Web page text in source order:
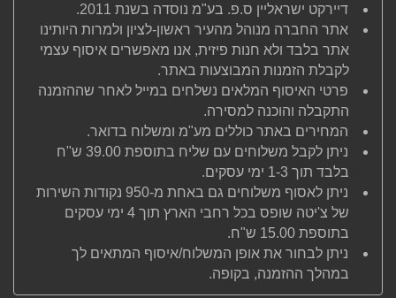
דיירקט ישראליין ס.פ. בע"מ נוסדה בשנת 2011.
אתר החברה מנוהל מהעיר ראשון-לציון ולמרות היותינו
אתר בלבד ולא חנות פיזית, אנו מאפשרים איסוף עצמי
לקבלת הזמנות המבוצעות באתר.
פרטי האיסוף המלאים נשלחים במייל לאחר שההזמנה
התקבלה והוכנה למסירה.
המחירים באתר כוללים מע"מ ומשלוח בדואר.
ניתן לקבל משלוחים עם שליח בתוספת 39.00 ש"ח
בלבד תוך 1-3 ימי עסקים.
ניתן לאסוף משלוחים גם באחת מ-950 נקודות השירות
של צ'יטה שופס בכל רחבי הארץ תוך 4 ימי עסקים
בתוספת 15.00 ש"ח.
ניתן לבחור את אופן המשלוח/איסוף המתאים לך
במהלך ההזמנה, בקופה.